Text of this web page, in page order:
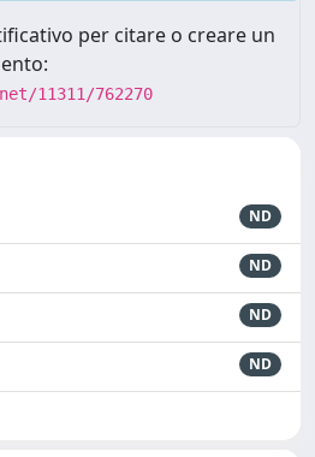
per citare o creare un
11311/762270
ND
ND
ND
ND